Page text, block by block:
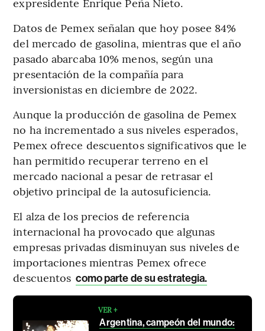
Datos de Pemex señalan que hoy posee 84%
del mercado de gasolina, mientras que el año
pasado abarcaba 10% menos, según una
presentación de la compañía para
inversionistas en diciembre de 2022.
Aunque la producción de gasolina de Pemex
no ha incrementado a sus niveles esperados,
Pemex ofrece descuentos significativos que le
han permitido recuperar terreno en el
mercado nacional a pesar de retrasar el
objetivo principal de la autosuficiencia.
El alza de los precios de referencia
internacional ha provocado que algunas
empresas privadas disminuyan sus niveles de
importaciones mientras Pemex ofrece
descuentos como parte de su estrategia.
VER +
Argentina, campeón del mundo: